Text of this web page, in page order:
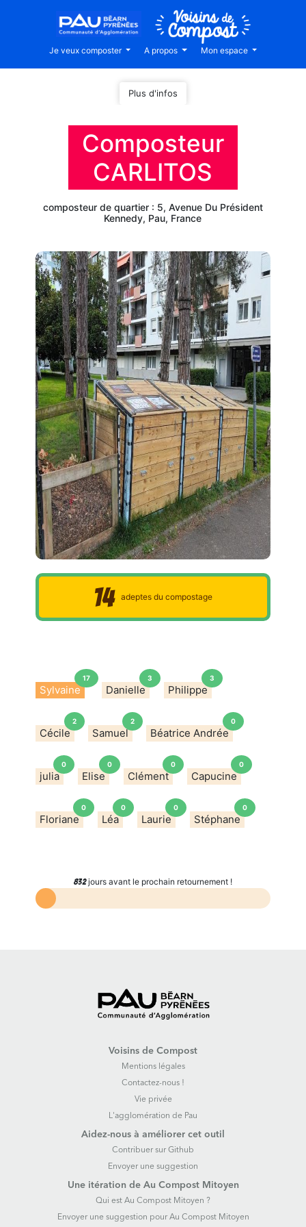
Je veux composter A propos Mon espace
Plus d'infos
Composteur
CARLITOS
composteur de quartier : 5, Avenue Du Président
Kennedy, Pau, France
14 adeptes du compostage
Sylvaine
17
Danielle
3
Philippe
3
Cécile
2
Samuel
2
Béatrice Andrée
0
julia
0
Elise
0
Clément
0
Capucine
0
Floriane
0
Léa
0
Laurie
0
Stéphane
0
832jours avant le prochain retournement !
Voisins de Compost
Mentions légales
Contactez-nous !
Vie privée
L'agglomération de Pau
Aidez-nous à améliorer cet outil
Contribuer sur Github
Envoyer une suggestion
Une itération de Au Compost Mitoyen
Qui est Au Compost Mitoyen ?
Envoyer une suggestion pour Au Compost Mitoyen